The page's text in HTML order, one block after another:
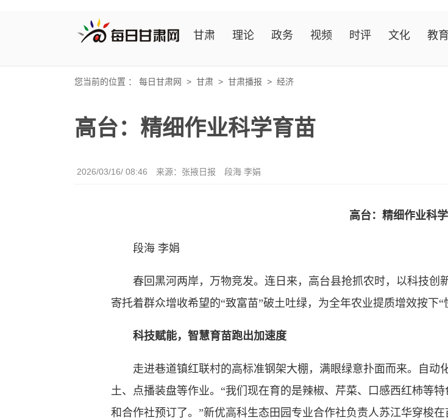
甘肃 理论 政务 视频 时评 文化 教育
您当前的位置 ： 每日甘肃网 > 甘肃 > 甘肃播报 > 经济
高台：精细作业科学育苗
2026/03/16/ 08:46 来源：张掖日报 段海 李娟
高台：精细作业科
段海 李娟
春回黑河两岸，万物竞发。连日来，高台县抢抓农时，以科技创
寄托着群众增收希望的“致富苗”破土吐绿，为全年农业提质增效按下“
科技赋能，智慧育苗跑出加速度
走进巷道镇红联村的高标准钢架大棚，满眼绿意扑面而来。自动
土、点播装盘等作业。“我们现在育的是辣椒、芹菜、口感西红柿等
和合作社预订了。”新优高科生态田园专业合作社负责人苏江华穿梭